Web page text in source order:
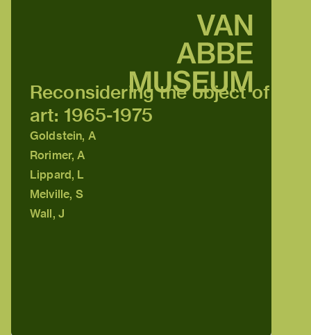
Reconsidering the object of
art: 1965-1975
Goldstein, A
Rorimer, A
Lippard, L
Melville, S
Wall, J